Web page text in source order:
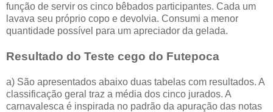
função de servir os cinco bêbados participantes. Cada um
lavava seu próprio copo e devolvia. Consumi a menor
quantidade possível para um apreciador da gelada.
Resultado do Teste cego do Futepoca
a) São apresentados abaixo duas tabelas com resultados. A
classificação geral traz a média dos cinco jurados. A
carnavalesca é inspirada no padrão da apuração das notas